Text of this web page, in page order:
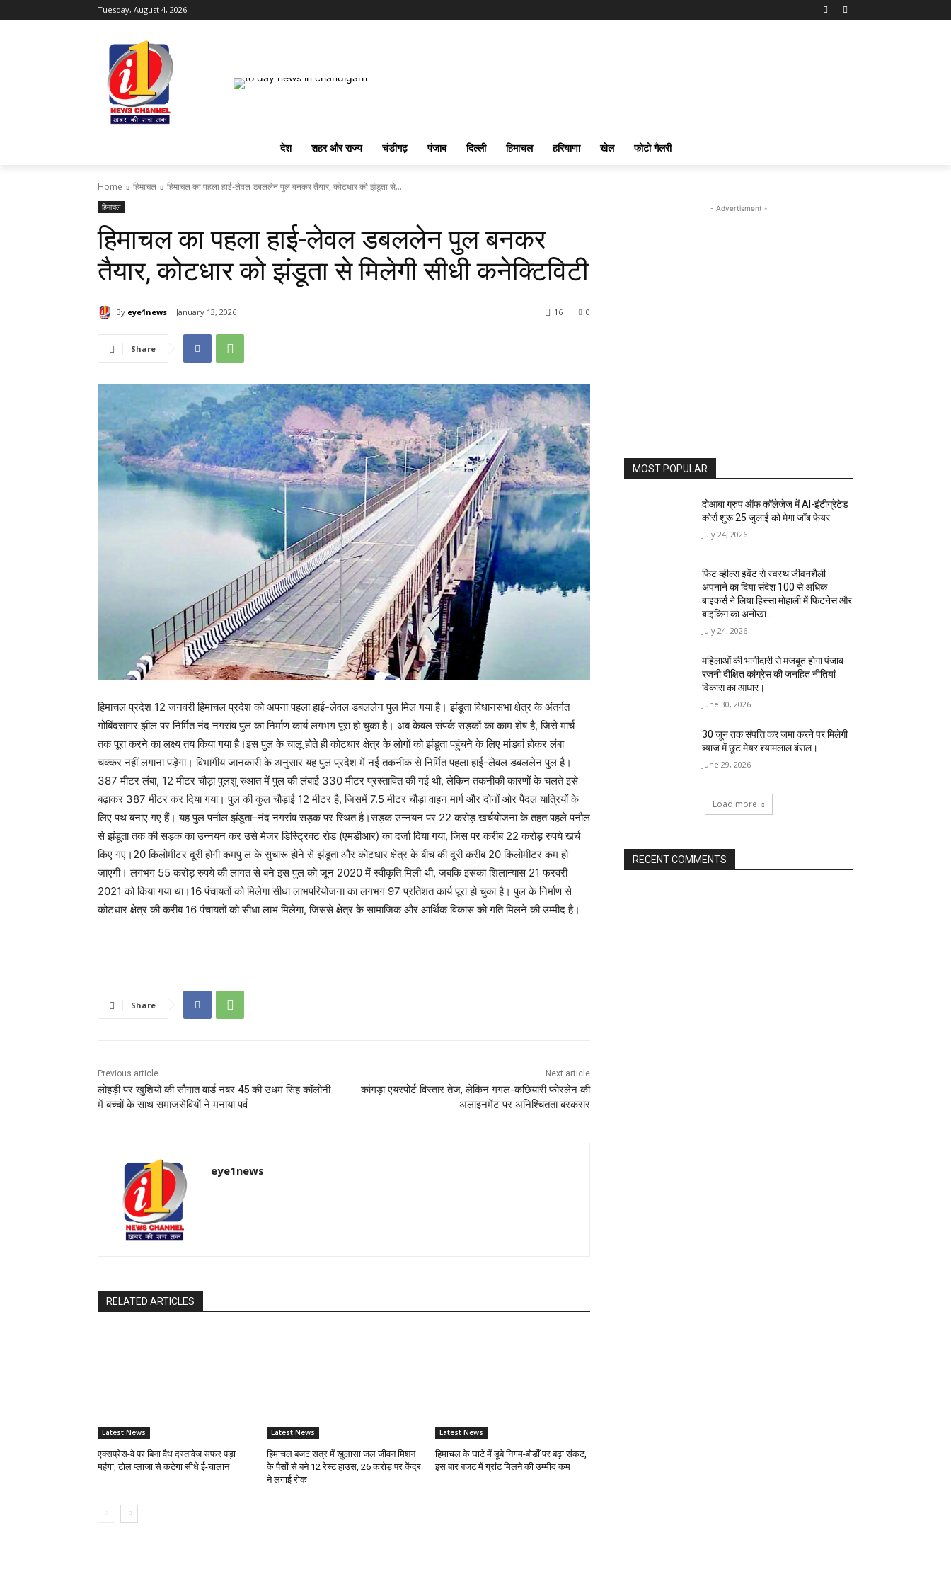
Tuesday, August 4, 2026
देश शहर और राज्य चंडीगढ़ पंजाब दिल्ली हिमाचल हरियाणा खेल फोटो गैलरी
Home हिमाचल हिमाचल का पहला हाई-लेवल डबललेन पुल बनकर तैयार, कोटधार को झंडूता से...
हिमाचल
हिमाचल का पहला हाई-लेवल डबललेन पुल बनकर
तैयार, कोटधार को झंडूता से मिलेगी सीधी कनेक्टिविटी
By eye1news January 13, 2026 0
16
Share
हिमाचल प्रदेश 12 जनवरी हिमाचल प्रदेश को अपना पहला हाई-लेवल डबललेन पुल मिल गया है। झंडूता विधानसभा क्षेत्र के अंतर्गत
गोबिंदसागर झील पर निर्मित नंद नगरांव पुल का निर्माण कार्य लगभग पूरा हो चुका है। अब केवल संपर्क सड़कों का काम शेष है, जिसे मार्च
तक पूरा करने का लक्ष्य तय किया गया है।इस पुल के चालू होते ही कोटधार क्षेत्र के लोगों को झंडूता पहुंचने के लिए मांडवां होकर लंबा
चक्कर नहीं लगाना पड़ेगा। विभागीय जानकारी के अनुसार यह पुल प्रदेश में नई तकनीक से निर्मित पहला हाई-लेवल डबललेन पुल है।
387 मीटर लंबा, 12 मीटर चौड़ा पुलशु रुआत में पुल की लंबाई 330 मीटर प्रस्तावित की गई थी, लेकिन तकनीकी कारणों के चलते इसे
बढ़ाकर 387 मीटर कर दिया गया। पुल की कुल चौड़ाई 12 मीटर है, जिसमें 7.5 मीटर चौड़ा वाहन मार्ग और दोनों ओर पैदल यात्रियों के
लिए पथ बनाए गए हैं। यह पुल पनौल झंडूता–नंद नगरांव सड़क पर स्थित है।सड़क उन्नयन पर 22 करोड़ खर्चयोजना के तहत पहले पनौल
से झंडूता तक की सड़क का उन्नयन कर उसे मेजर डिस्ट्रिक्ट रोड (एमडीआर) का दर्जा दिया गया, जिस पर करीब 22 करोड़ रुपये खर्च
किए गए।20 किलोमीटर दूरी होगी कमपु ल के सुचारू होने से झंडूता और कोटधार क्षेत्र के बीच की दूरी करीब 20 किलोमीटर कम हो
जाएगी। लगभग 55 करोड़ रुपये की लागत से बने इस पुल को जून 2020 में स्वीकृति मिली थी, जबकि इसका शिलान्यास 21 फरवरी
2021 को किया गया था।16 पंचायतों को मिलेगा सीधा लाभपरियोजना का लगभग 97 प्रतिशत कार्य पूरा हो चुका है। पुल के निर्माण से
कोटधार क्षेत्र की करीब 16 पंचायतों को सीधा लाभ मिलेगा, जिससे क्षेत्र के सामाजिक और आर्थिक विकास को गति मिलने की उम्मीद है।
Share
Previous article
लोहड़ी पर खुशियों की सौगात वार्ड नंबर 45 की उधम सिंह कॉलोनी
में बच्चों के साथ समाजसेवियों ने मनाया पर्व
Next article
कांगड़ा एयरपोर्ट विस्तार तेज, लेकिन गगल-कछियारी फोरलेन की
अलाइनमेंट पर अनिश्चितता बरकरार
eye1news
RELATED ARTICLES
Latest News
एक्सप्रेस-वे पर बिना वैध दस्तावेज सफर पड़ा
महंगा, टोल प्लाजा से कटेगा सीधे ई-चालान
Latest News
हिमाचल बजट सत्र में खुलासा जल जीवन मिशन
के पैसों से बने 12 रेस्ट हाउस, 26 करोड़ पर केंद्र
ने लगाई रोक
Latest News
हिमाचल के घाटे में डूबे निगम-बोर्डों पर बढ़ा संकट,
इस बार बजट में ग्रांट मिलने की उम्मीद कम
- Advertisment -
MOST POPULAR
दोआबा ग्रुप ऑफ कॉलेजेज में AI-इंटीग्रेटेड
कोर्स शुरू 25 जुलाई को मेगा जॉब फेयर
July 24, 2026
फिट व्हील्स इवेंट से स्वस्थ जीवनशैली
अपनाने का दिया संदेश 100 से अधिक
बाइकर्स ने लिया हिस्सा मोहाली में फिटनेस और
बाइकिंग का अनोखा...
July 24, 2026
महिलाओं की भागीदारी से मजबूत होगा पंजाब
रजनी दीक्षित कांग्रेस की जनहित नीतियां
विकास का आधार।
June 30, 2026
30 जून तक संपत्ति कर जमा करने पर मिलेगी
ब्याज में छूट मेयर श्यामलाल बंसल।
June 29, 2026
Load more
RECENT COMMENTS